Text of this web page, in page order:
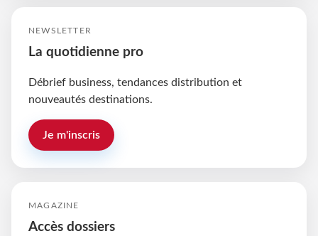
NEWSLETTER
La quotidienne pro
Débrief business, tendances distribution et
nouveautés destinations.
Je m'inscris
MAGAZINE
Accès dossiers